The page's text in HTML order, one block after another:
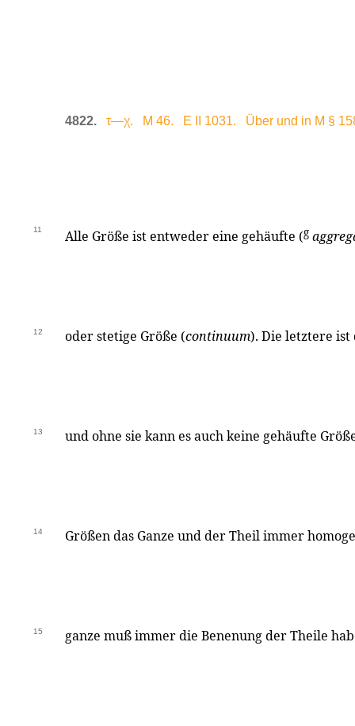
4822. τ—χ. M 46. E II 1031. Über und in M §
11 Alle Größe ist entweder eine gehäufte (g
12 oder stetige Größe (continuum). Die letztere
13 und ohne sie kann es auch keine gehäufte
14 Größen das Ganze und der Theil immer
15 ganze muß immer die Benenung der Theile